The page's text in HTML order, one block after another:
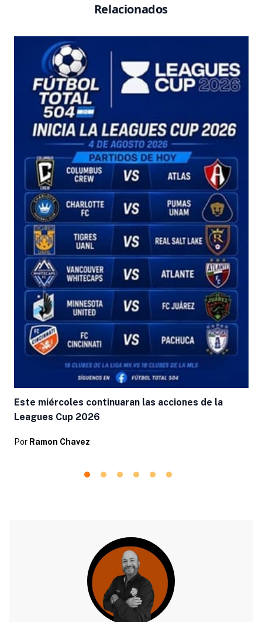
Relacionados
Este miércoles continuaran las acciones de la
Leagues Cup 2026
Por Ramon Chavez